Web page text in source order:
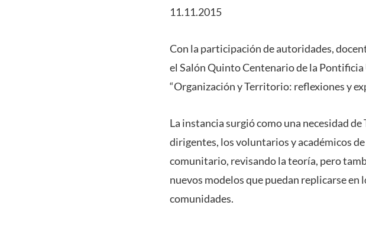
11.11.2015
Con la participación de autoridades,
el Salón Quinto Centenario de la
“Organización y Territorio: reflexiones y
La instancia surgió como una necesidad
dirigentes, los voluntarios y académicos
comunitario, revisando la teoría, pero
nuevos modelos que puedan replicarse
comunidades.